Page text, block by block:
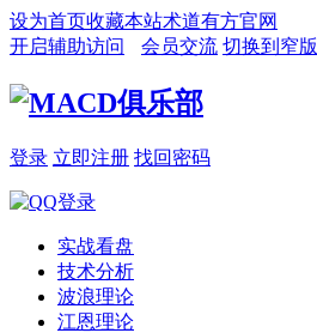
设为首页收藏本站术道有方官网
开启辅助访问
会员交流 切换到窄版
登录 立即注册 找回密码
实战看盘
技术分析
波浪理论
江恩理论